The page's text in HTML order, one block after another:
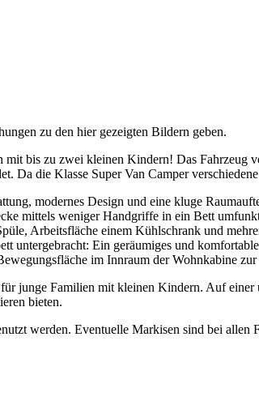
zu den hier gezeigten Bildern geben.
bis zu zwei kleinen Kindern! Das
Da die Klasse Super Van Camper
modernes Design und eine kluge
mittels weniger Handgriffe in ein Bett
Arbeitsfläche einem Kühlschrank und
untergebracht: Ein geräumiges und
im Innraum der Wohnkabine
junge Familien mit kleinen Kindern. Auf
bieten.
werden. Eventuelle Markisen sind bei allen